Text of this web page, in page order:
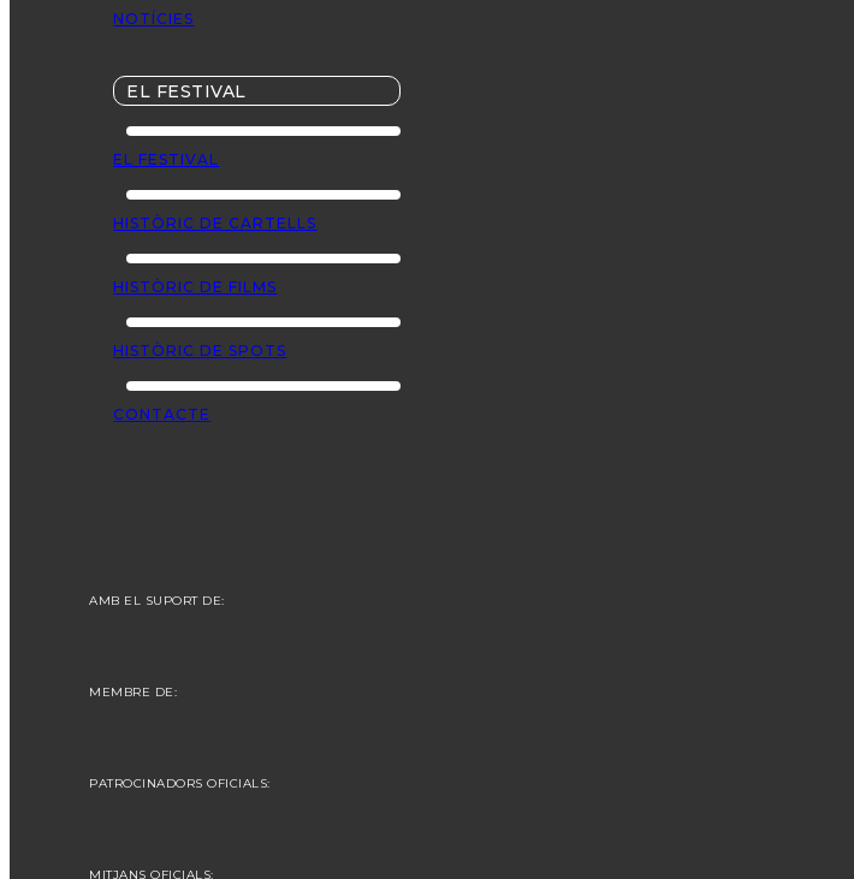
NOTÍCIES
EL FESTIVAL
EL FESTIVAL
HISTÒRIC DE CARTELLS
HISTÒRIC DE FILMS
HISTÒRIC DE SPOTS
CONTACTE
AMB EL SUPORT DE:
MEMBRE DE:
PATROCINADORS OFICIALS:
MITJANS OFICIALS: